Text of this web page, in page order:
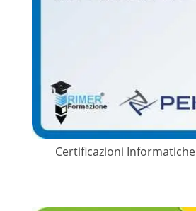
Certificazioni Informatiche